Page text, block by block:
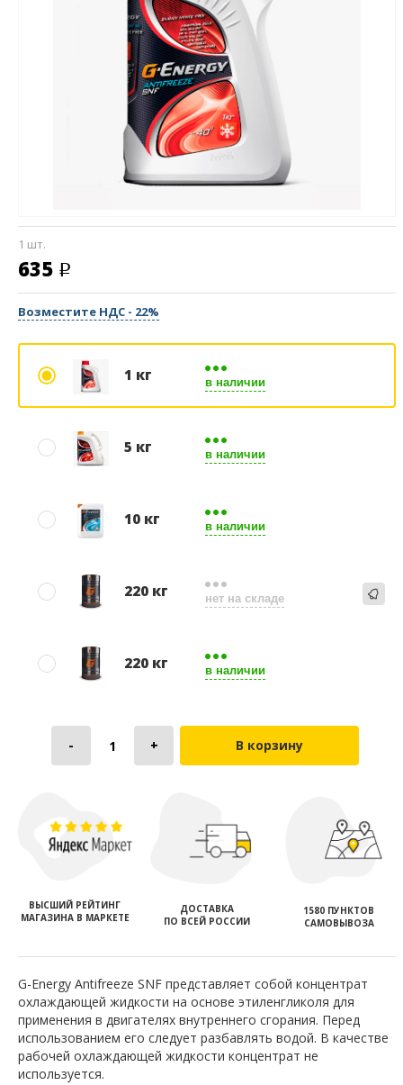
1 шт.
635
Возместите НДС - 22%
1 кг в наличии
5 кг в наличии
10 кг в наличии
220 кг нет на складе
220 кг в наличии
В корзину
ВЫСШИЙ РЕЙТИНГ
МАГАЗИНА В МАРКЕТЕ
ДОСТАВКА
ПО ВСЕЙ РОССИИ
1580 ПУНКТОВ
САМОВЫВОЗА
G-Energy Antifreeze SNF представляет собой концентрат
охлаждающей жидкости на основе этиленгликоля для
применения в двигателях внутреннего сгорания. Перед
использованием его следует разбавлять водой. В качестве
рабочей охлаждающей жидкости концентрат не
используется.